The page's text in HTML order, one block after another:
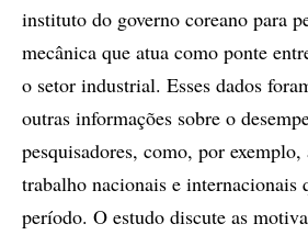
instituto do governo coreano para
mecânica que atua como ponte
o setor industrial. Esses dados
outras informações sobre o
pesquisadores, como, por exemplo,
trabalho nacionais e internacionais
período. O estudo discute as